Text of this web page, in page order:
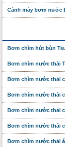
Cánh máy bơm nước
Bơm chìm hút bùn
Bơm chìm nước thải
Bơm chìm nước thải
Bơm chìm nước thải
Bơm chìm nước thải
Bơm chìm nước thải
Bơm chìm nước thải